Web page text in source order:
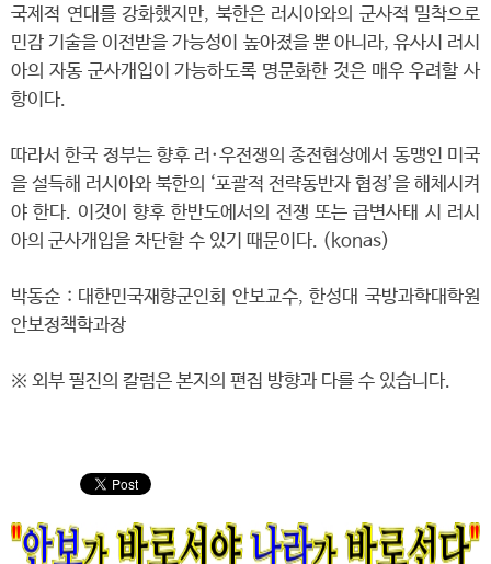
국제적 연대를 강화했지만, 북한은 러시아와의 군사적 밀착으로
민감 기술을 이전받을 가능성이 높아졌을 뿐 아니라, 유사시 러시
아의 자동 군사개입이 가능하도록 명문화한 것은 매우 우려할 사
항이다.
따라서 한국 정부는 향후 러·우전쟁의 종전협상에서 동맹인 미국
을 설득해 러시아와 북한의 ‘포괄적 전략동반자 협정’을 해체시켜
야 한다. 이것이 향후 한반도에서의 전쟁 또는 급변사태 시 러시
아의 군사개입을 차단할 수 있기 때문이다. (konas)
박동순 : 대한민국재향군인회 안보교수, 한성대 국방과학대학원
안보정책학과장
※ 외부 필진의 칼럼은 본지의 편집 방향과 다를 수 있습니다.